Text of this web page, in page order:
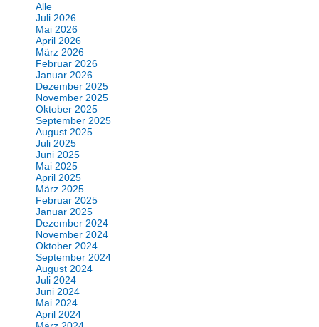
Alle
Juli 2026
Mai 2026
April 2026
März 2026
Februar 2026
Januar 2026
Dezember 2025
November 2025
Oktober 2025
September 2025
August 2025
Juli 2025
Juni 2025
Mai 2025
April 2025
März 2025
Februar 2025
Januar 2025
Dezember 2024
November 2024
Oktober 2024
September 2024
August 2024
Juli 2024
Juni 2024
Mai 2024
April 2024